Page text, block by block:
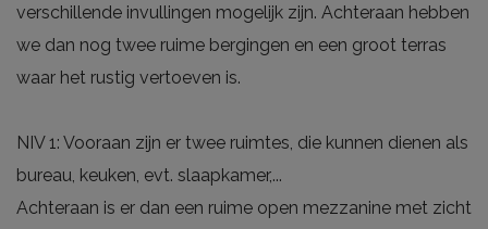
verschillende invullingen mogelijk zijn. Achteraan hebben
we dan nog twee ruime bergingen en een groot terras
waar het rustig vertoeven is.
NIV 1: Vooraan zijn er twee ruimtes, die kunnen dienen als
bureau, keuken, evt. slaapkamer,...
Achteraan is er dan een ruime open mezzanine met zicht